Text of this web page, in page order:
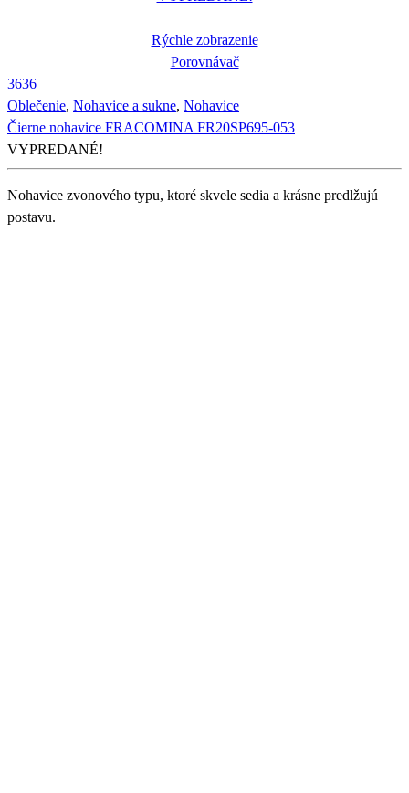
Rýchle zobrazenie
Porovnávač
3636
Oblečenie, Nohavice a sukne, Nohavice
Čierne nohavice FRACOMINA FR20SP695-053
VYPREDANÉ!
Nohavice zvonového typu, ktoré skvele sedia a krásne predlžujú
postavu.